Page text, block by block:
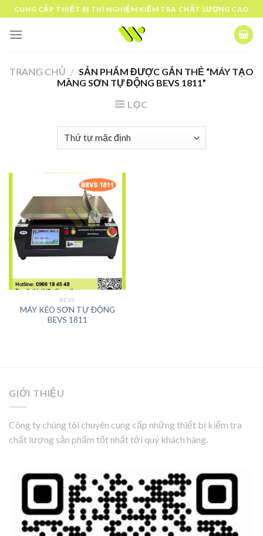
Skip
to
content
CUNG CẤP THIẾT BỊ THÍ NGHIỆM KIỂM TRA CHẤT LƯỢNG CAO
TRANG CHỦ / SẢN PHẨM ĐƯỢC GẮN THẺ “MÁY TẠO
MÀNG SƠN TỰ ĐỘNG BEVS 1811”
LỌC
BEVS
MÁY KÉO SƠN TỰ ĐỘNG
BEVS 1811
GIỚI THIỆU
Công ty chúng tôi chuyên cung cấp những thiết bị kiểm tra
chất lượng sản phẩm tốt nhất tới quý khách hàng.